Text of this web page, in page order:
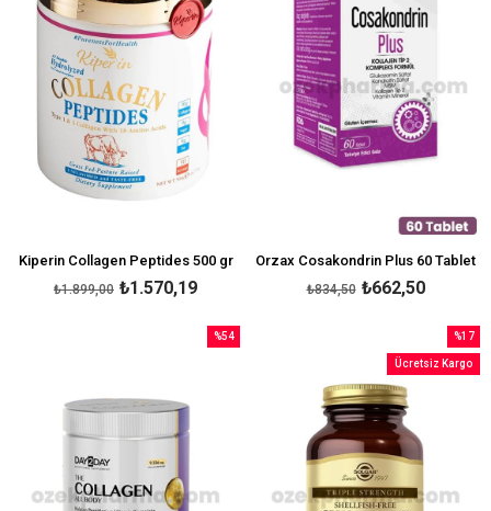
Kiperin Collagen Peptides 500 gr
₺1.570,19
₺1.899,00
Orzax Cosakondrin Plus 60 Tablet
₺662,50
₺834,50
%54
%17
İndirim
Ücretsiz Kargo